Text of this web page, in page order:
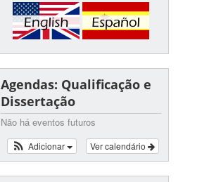
Agendas: Qualificação e
Dissertação
Não há eventos futuros
Ver calendário
Adicionar